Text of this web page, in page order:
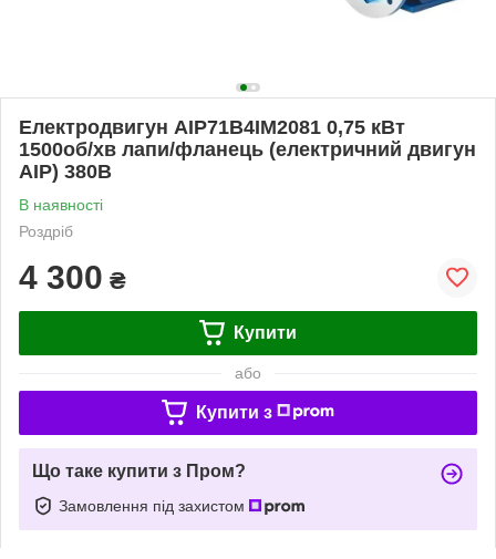
Електродвигун АІР71В4ІМ2081 0,75 кВт
1500об/хв лапи/фланець (електричний двигун
АІР) 380В
В наявності
Роздріб
4 300 ₴
Купити
або
Купити з
Що таке купити з Пром?
Замовлення під захистом